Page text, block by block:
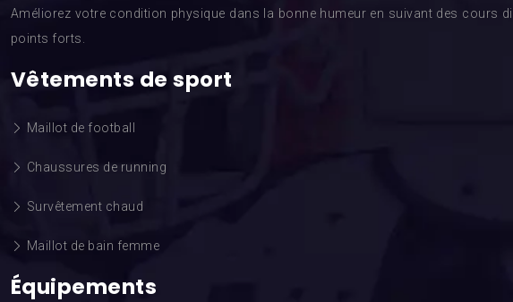
Améliorez votre condition physique dans la bonne humeur en suivant des
points forts.
Vêtements de sport
Maillot de football
Chaussures de running
Survêtement chaud
Maillot de bain femme
Équipements